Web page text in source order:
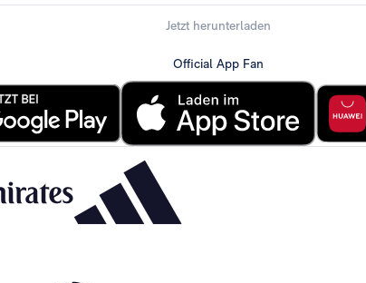
Jetzt herunterladen
Official App Fan